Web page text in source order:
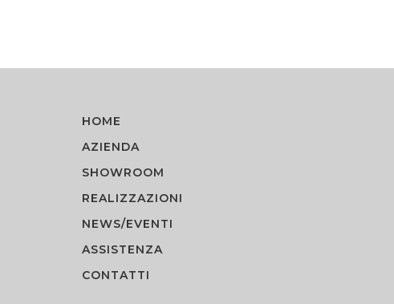
HOME
AZIENDA
SHOWROOM
REALIZZAZIONI
NEWS/EVENTI
ASSISTENZA
CONTATTI